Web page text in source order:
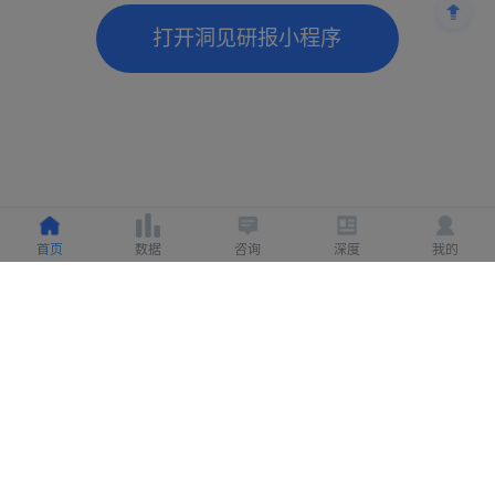
首页 数据 咨询 深度 我的
打开洞见研报小程序